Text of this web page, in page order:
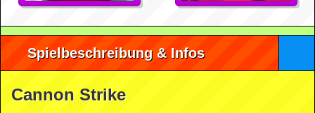
Spielbeschreibung & Infos
Cannon Strike